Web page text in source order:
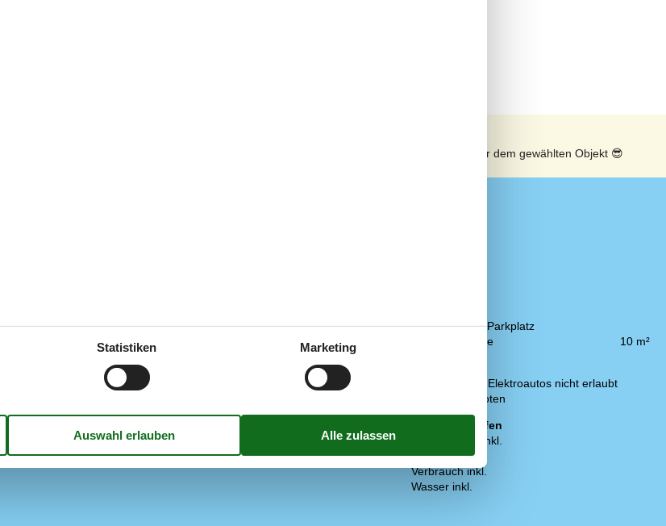
Sonnenstand über dem gewählten Objekt 😎
500 m
Spülmaschine
Wasserkocher
Multimedien
Chromecast
TV
Wohnzimmerantenne mit frei empfangbaren
Gemeinsamer Parkplatz
Offene Terrasse
10 m²
Aufladung von Elektroautos nicht erlaubt
Rauchen verboten
Preis inbegriffen
Endreinigung inkl.
Strom inkl.
Verbrauch inkl.
Wasser inkl.
Statistiken Marketing